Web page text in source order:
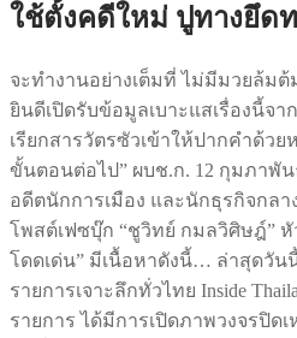
ใช้ตั้งคดีใหม่ ปูทางยึด
จะทำงานอย่างเต็มที่ ไม่มีมวยล้ม
ยินดีเปิดรับข้อมูลเบาะแสเรื่องนี้จ
เรียกสารวัตรซัวเข้าให้ปากคำด้ว
ขั้นตอนต่อไป” ผบช.ก. 12 กุมภาพั
อดีตนักการเมือง และนักธุรกิจกล
โพสต์เฟซบุ๊ก “ชูวิทย์ กมลวิศิษฎ์” หั
โดดเด่น” มีเนื้อหาดังนี้… ล่าสุดวัน
รายการเจาะลึกทั่วไทย Inside
รายการ ได้มีการเปิดภาพวงจรปิด